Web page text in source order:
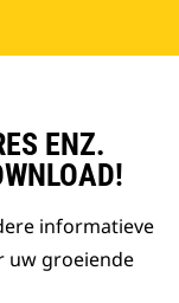
ENZ.
informatieve
uw groeiende